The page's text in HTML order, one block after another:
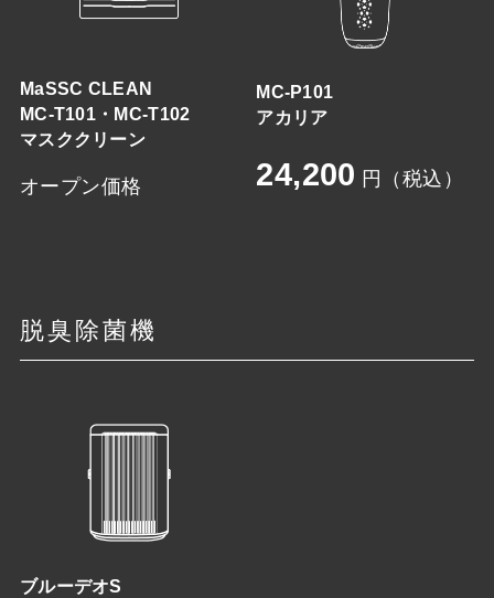
MaSSC CLEAN
MC-T101・MC-T102
マスククリーン
オープン価格
MC-P101
アカリア
24,200 円（税込）
脱臭除菌機
ブルーデオS